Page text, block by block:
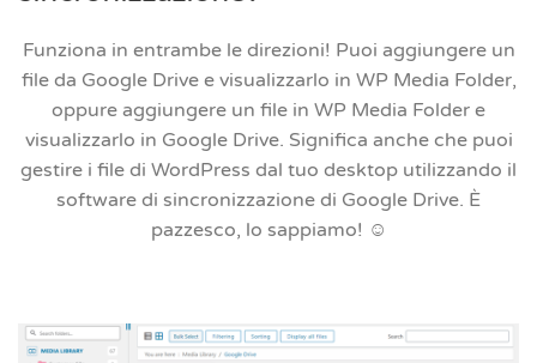
Funziona in entrambe le direzioni! Puoi aggiungere un
file da Google Drive e visualizzarlo in WP Media Folder,
oppure aggiungere un file in WP Media Folder e
visualizzarlo in Google Drive. Significa anche che puoi
gestire i file di WordPress dal tuo desktop utilizzando il
software di sincronizzazione di Google Drive. È
pazzesco, lo sappiamo! ☺